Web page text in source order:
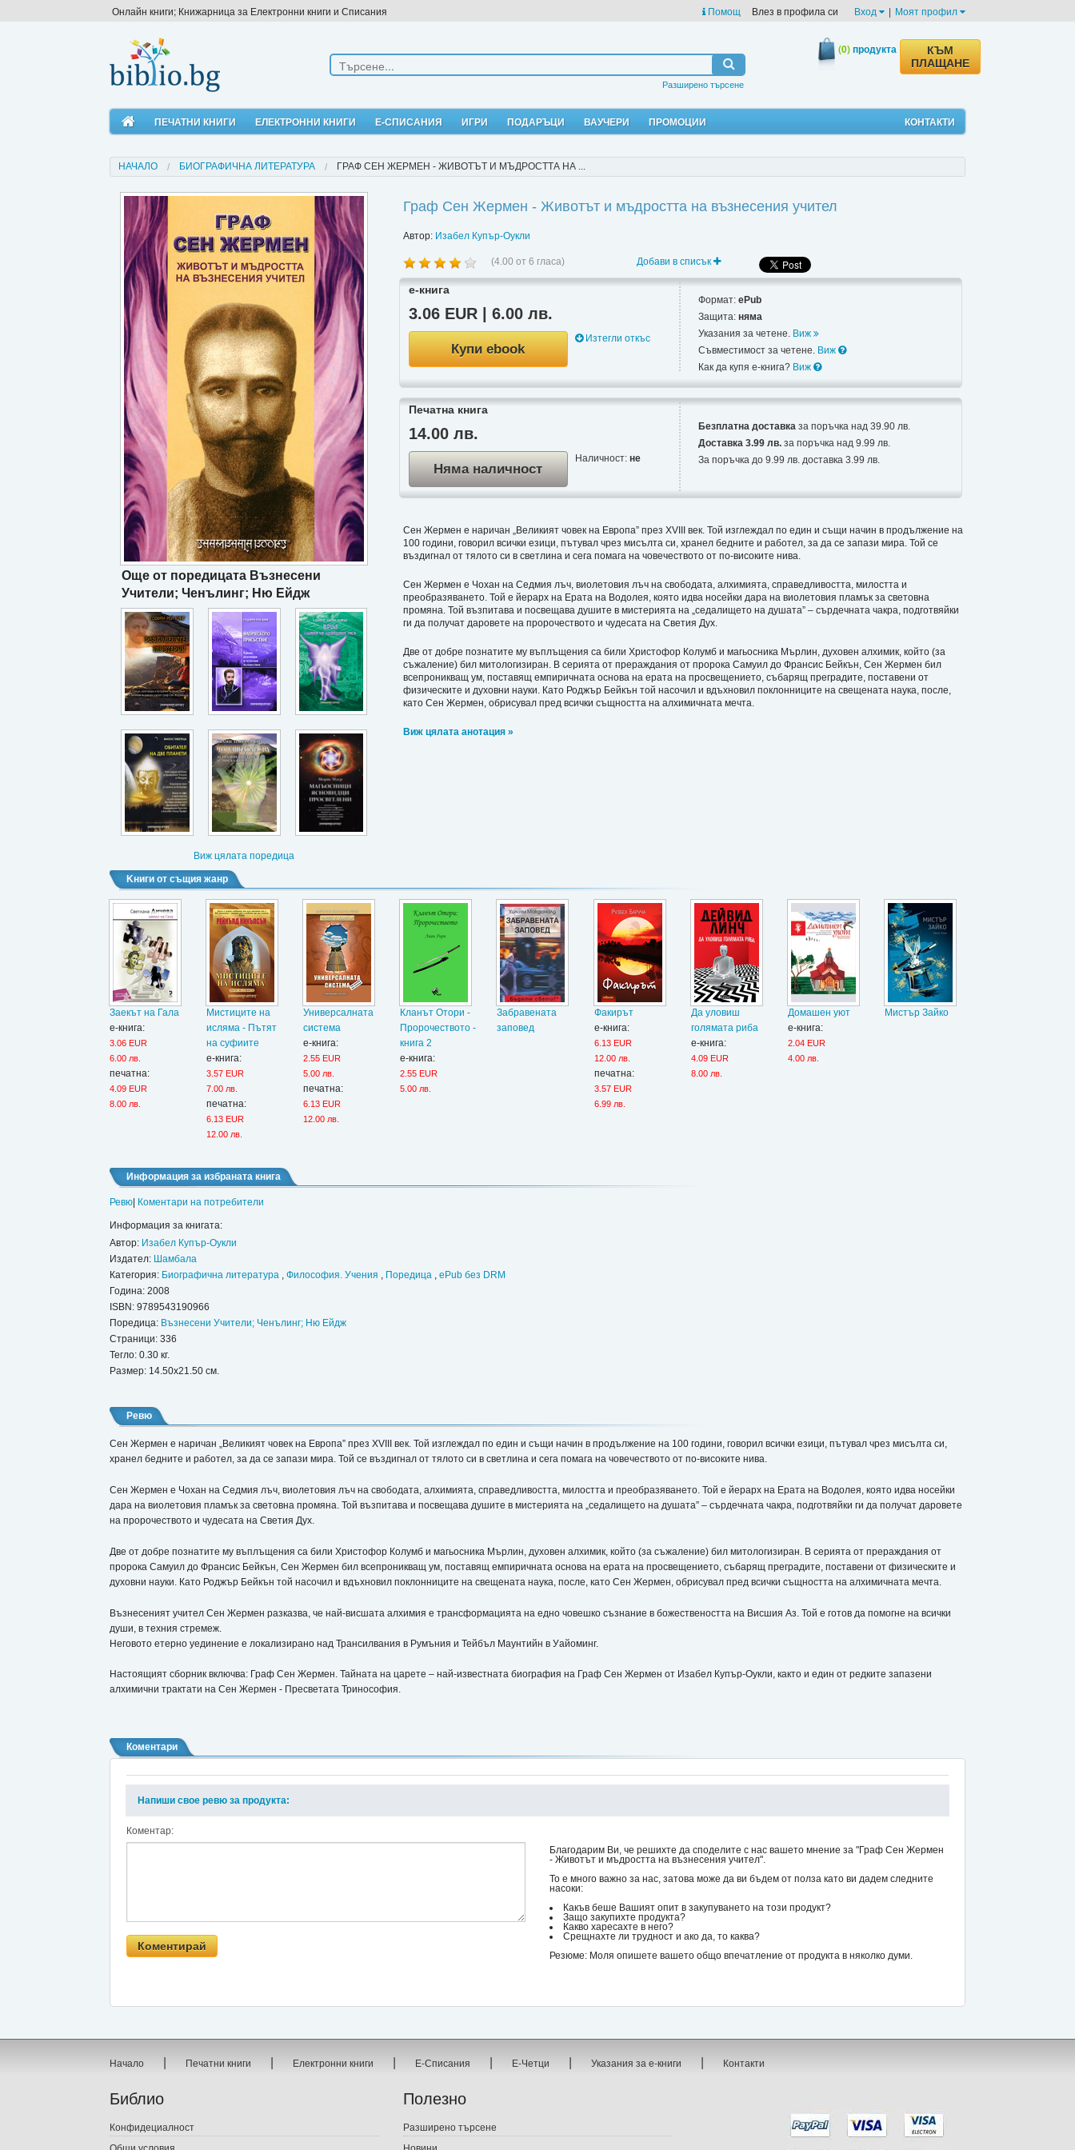
Онлайн книги; Книжарница за Електронни книги и Списания Помощ Влез в профила си Вход | Моят профил
Разширено търсене
(0)продукта
КЪМ
ПЛАЩАНЕ
ПЕЧАТНИ КНИГИ ЕЛЕКТРОННИ КНИГИ Е-СПИСАНИЯ ИГРИ ПОДАРЪЦИ ВАУЧЕРИ ПРОМОЦИИ КОНТАКТИ
НАЧАЛО БИОГРАФИЧНА ЛИТЕРАТУРА ГРАФ СЕН ЖЕРМЕН - ЖИВОТЪТ И МЪДРОСТТА НА ...
Още от поредицата Възнесени
Учители; Ченълинг; Ню Ейдж
Виж цялата поредица
Граф Сен Жермен - Животът и мъдростта на възнесения учител
Автор: Изабел Купър-Оукли
(4.00 от 6 гласа) Добави в списък
е-книга
3.06 EUR | 6.00 лв.
Купи ebook
Изтегли откъс
Формат:ePub
Защита:няма
Указания за четене. Виж
Съвместимост за четене. Виж
Как да купя е-книга? Виж
Печатна книга
14.00 лв.
Няма наличност
Наличност: не
Безплатна доставка за поръчка над 39.90 лв.
Доставка 3.99 лв. за поръчка над 9.99 лв.
За поръчка до 9.99 лв. доставка 3.99 лв.
Сен Жермен е наричан „Великият човек на Европа” през ХVІІІ век. Той изглеждал по един и същи начин в продължение на
100 години, говорил всички езици, пътувал чрез мисълта си, хранел бедните и работел, за да се запази мира. Той се
въздигнал от тялото си в светлина и сега помага на човечеството от по-високите нива.
Сен Жермен е Чохан на Седмия лъч, виолетовия лъч на свободата, алхимията, справедливостта, милостта и
преобразяването. Той е йерарх на Ерата на Водолея, която идва носейки дара на виолетовия пламък за световна
промяна. Той възпитава и посвещава душите в мистерията на „седалището на душата” – сърдечната чакра, подготвяйки
ги да получат даровете на пророчеството и чудесата на Светия Дух.
Две от добре познатите му въплъщения са били Христофор Колумб и магьосника Мърлин, духовен алхимик, който (за
съжаление) бил митологизиран. В серията от прераждания от пророка Самуил до Франсис Бейкън, Сен Жермен бил
всепроникващ ум, поставящ емпиричната основа на ерата на просвещението, събарящ преградите, поставени от
физическите и духовни науки. Като Роджър Бейкън той насочил и вдъхновил поклонниците на свещената наука, после,
като Сен Жермен, обрисувал пред всички същността на алхимичната мечта.
Виж цялата анотация »
Kниги от същия жанр
Заекът на Гала
е-книга:
3.06 EUR
6.00 лв.
печатна:
4.09 EUR
8.00 лв.
Мистиците на
исляма - Пътят
на суфиите
е-книга:
3.57 EUR
7.00 лв.
печатна:
6.13 EUR
12.00 лв.
Универсалната
система
е-книга:
2.55 EUR
5.00 лв.
печатна:
6.13 EUR
12.00 лв.
Кланът Отори -
Пророчеството -
книга 2
е-книга:
2.55 EUR
5.00 лв.
Забравената
заповед
Факирът
е-книга:
6.13 EUR
12.00 лв.
печатна:
3.57 EUR
6.99 лв.
Да уловиш
голямата риба
е-книга:
4.09 EUR
8.00 лв.
Домашен уют
е-книга:
2.04 EUR
4.00 лв.
Мистър Зайко
Информация за избраната книга
Ревю Коментари на потребители
Информация за книгата:
Автор: Изабел Купър-Оукли
Издател: Шамбала
Категория: Биографична литература , Философия. Учения , Поредица , ePub без DRM
Година: 2008
ISBN: 9789543190966
Поредица: Възнесени Учители; Ченълинг; Ню Ейдж
Страници: 336
Тегло: 0.30 кг.
Размер: 14.50x21.50 см.
Ревю
Сен Жермен е наричан „Великият човек на Европа” през ХVІІІ век. Той изглеждал по един и същи начин в продължение на 100 години, говорил всички езици, пътувал чрез мисълта си,
хранел бедните и работел, за да се запази мира. Той се въздигнал от тялото си в светлина и сега помага на човечеството от по-високите нива.
Сен Жермен е Чохан на Седмия лъч, виолетовия лъч на свободата, алхимията, справедливостта, милостта и преобразяването. Той е йерарх на Ерата на Водолея, която идва носейки
дара на виолетовия пламък за световна промяна. Той възпитава и посвещава душите в мистерията на „седалището на душата” – сърдечната чакра, подготвяйки ги да получат даровете
на пророчеството и чудесата на Светия Дух.
Две от добре познатите му въплъщения са били Христофор Колумб и магьосника Мърлин, духовен алхимик, който (за съжаление) бил митологизиран. В серията от прераждания от
пророка Самуил до Франсис Бейкън, Сен Жермен бил всепроникващ ум, поставящ емпиричната основа на ерата на просвещението, събарящ преградите, поставени от физическите и
духовни науки. Като Роджър Бейкън той насочил и вдъхновил поклонниците на свещената наука, после, като Сен Жермен, обрисувал пред всички същността на алхимичната мечта.
Възнесеният учител Сен Жермен разказва, че най-висшата алхимия е трансформацията на едно човешко съзнание в божествеността на Висшия Аз. Той е готов да помогне на всички
души, в техния стремеж.
Неговото етерно уединение е локализирано над Трансилвания в Румъния и Тейбъл Маунтийн в Уайоминг.
Настоящият сборник включва: Граф Сен Жермен. Тайната на царете – най-известната биография на Граф Сен Жермен от Изабел Купър-Оукли, както и един от редките запазени
алхимични трактати на Сен Жермен - Пресветата Тринософия.
Коментари
Напиши свое ревю за продукта:
Коментар:
Благодарим Ви, че решихте да споделите с нас вашето мнение за "Граф Сен Жермен
- Животът и мъдростта на възнесения учител".
То е много важно за нас, затова може да ви бъдем от полза като ви дадем следните
насоки:
Какъв беше Вашият опит в закупуването на този продукт?
Защо закупихте продукта?
Какво харесахте в него?
Срещнахте ли трудност и ако да, то каква?
Резюме: Моля опишете вашето общо впечатление от продукта в няколко думи.
Начало | Печатни книги | Електронни книги | Е-Списания | Е-Четци | Указания за е-книги | Контакти
Библио
Конфидециалност
Полезно
Разширено търсене